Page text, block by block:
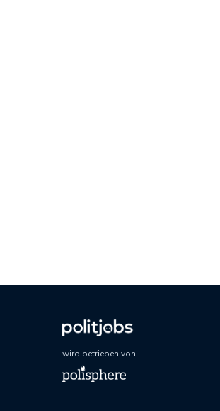
wird betrieben von